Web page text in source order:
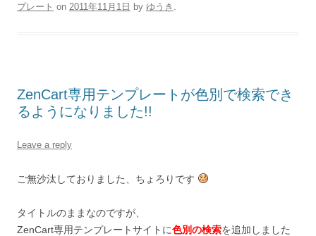
プレート on 2011年11月1日 by ゆうき
ZenCart専用テンプレートが色別で検索でき
るようになりました!!
Leave a reply
ご無沙汰しておりました、ちょろりです
タイトルのままなのですが、
ZenCart専用テンプレートサイトに色別の検索を追加しました